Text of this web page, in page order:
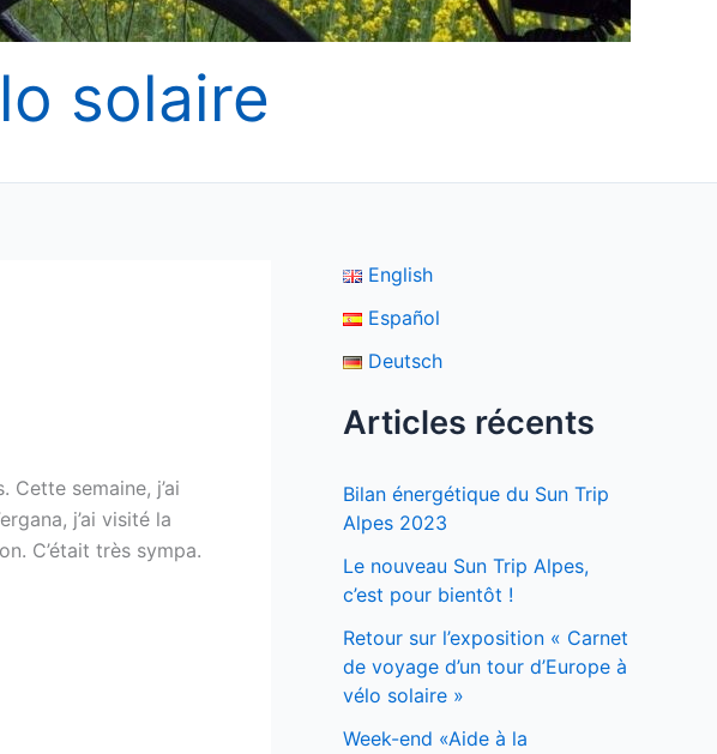
solaire
semaine, j’ai
j’ai visité la
C’était très sympa.
English
Español
Deutsch
Articles récents
Bilan énergétique du Sun Trip
Alpes 2023
Le nouveau Sun Trip Alpes,
c’est pour bientôt !
Retour sur l’exposition « Carnet
de voyage d’un tour d’Europe à
vélo solaire »
Week-end «Aide à la